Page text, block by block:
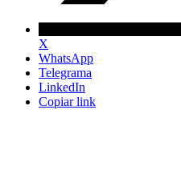
X
WhatsApp
Telegrama
LinkedIn
Copiar link